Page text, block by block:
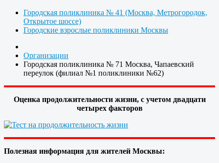
Городская поликлиника № 41 (Москва, Метрогородок,
Открытое шоссе)
Городские взрослые поликлиники Москвы
Организации
Городская поликлиника № 71 Москва, Чапаевский
переулок (филиал №1 поликлиники №62)
Оценка продолжительности жизни, с учетом двадцати
четырех факторов
Полезная информация для жителей Москвы: